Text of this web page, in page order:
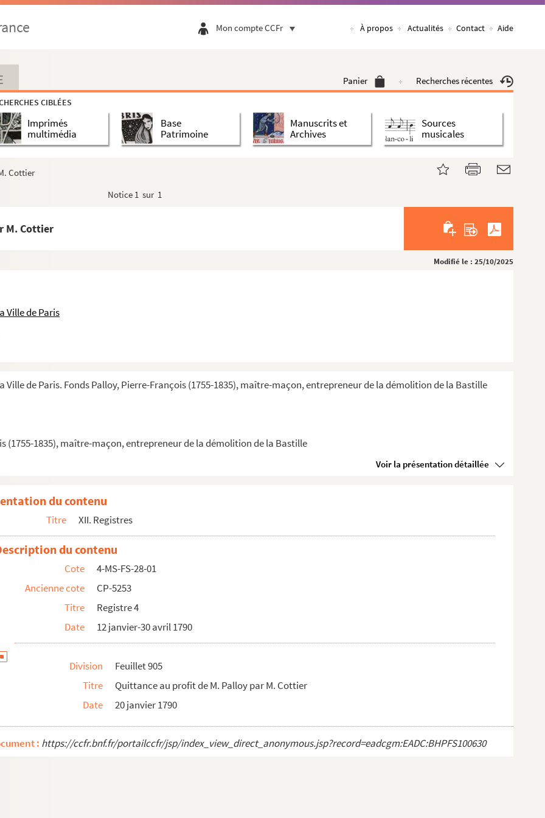
Mon compte CCFr À propos Actualités Contact Aide
Panier Recherches récentes
CIBLÉES
Imprimés
multimédia
Base
Patrimoine
Manuscrits et
Archives
Sources
musicales
Cottier
Notice 1 sur 1
M. Cottier
Modifié le : 25/10/2025
Ville de Paris
de Paris. Fonds Palloy, Pierre-François (1755-1835), maître-maçon, entrepreneur de la démolition de la Bastille
(1755-1835), maître-maçon, entrepreneur de la démolition de la Bastille
Voir la présentation détaillée
sujet de l'envoi des pierres de la Bastille
envois de médailles
démolition de la Bastille
M. Palloy
M. Palloy
de la Bastille
publics
publics. Ordre de M. Cellerier au Domaine pour la pay...
des délibérations du bureau de la Ville
publics
de la Bastille
Commune
livres et 8 sols par le Domaine
de la Bastille
de la Bastille
du contenu
Titre XII. Registres
du contenu
Cote
4-MS-FS-28-01
Ancienne cote
CP-5253
Titre
Registre 4
Date
12 janvier-30 avril 1790
Division
Feuillet 905
Titre
Quittance au profit de M. Palloy par M. Cottier
Date
20 janvier 1790
: https://ccfr.bnf.fr/portailccfr/jsp/index_view_direct_anonymous.jsp?record=eadcgm:EADC:BHPFS100630